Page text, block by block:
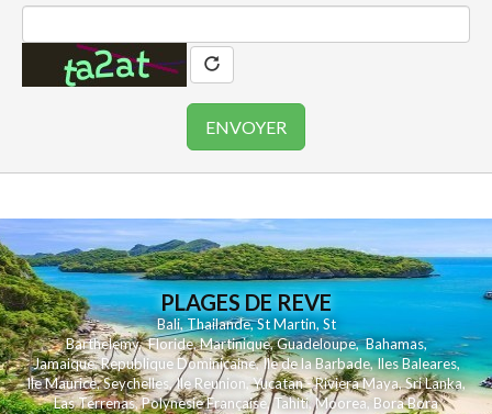
PLAGES DE REVE
Bali,Thailande,St Martin,St
Barthelemy,Floride,Martinique,Guadeloupe,Bahamas,
Jamaique,Republique Dominicaine,Ile de la Barbade,Iles Baleares,
Ile Maurice,Seychelles,Ile Reunion,Yucatan - Riviera Maya,Sri Lanka,
Las Terrenas,Polynesie Française,Tahiti,Moorea, Bora Bora